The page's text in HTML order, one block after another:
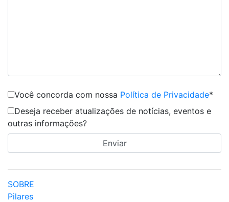
Você concorda com nossa Política de Privacidade*
Deseja receber atualizações de notícias, eventos e
outras informações?
SOBRE
Pilares